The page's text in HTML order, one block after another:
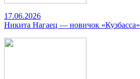
17.06.2026
Никита Нагаец — новичок «Кузбасса»